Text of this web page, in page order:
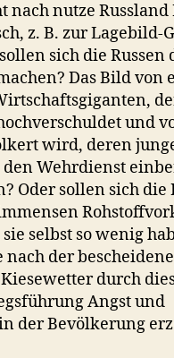
nach nutze
z. B. zur Lagebild-
sich die Russen
Das Bild von
und
wird, deren
den Wehrdienst
Oder sollen sich die
selbst so wenig
nach der
durch
Angst und
der Bevölkerung